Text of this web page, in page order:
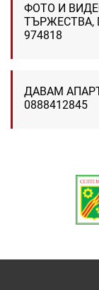
ФОТО И
ТЪРЖЕСТВА,
974818
ДАВАМ
0888412845